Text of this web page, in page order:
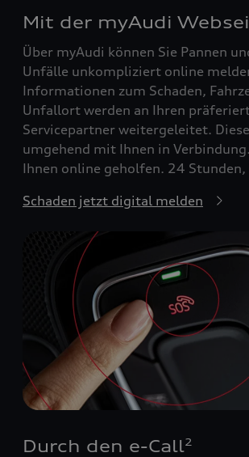
Mit der myAudi
Über myAudi können Sie Pannen
Unfälle unkompliziert online
Informationen zum Schaden,
Unfallort werden an Ihren
Servicepartner weitergeleitet.
umgehend mit Ihnen in
Ihnen online geholfen. 24 Stunden,
Schaden jetzt digital melden
Durch den e-Call2